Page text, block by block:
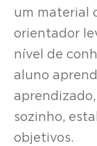
um material
orientador
nível de
aluno
sozinho,
objetivos.